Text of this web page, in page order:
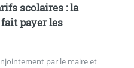
scolaires : la
payer les
par le maire et